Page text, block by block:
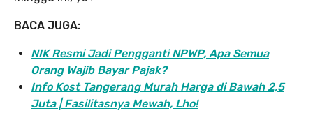
BACA JUGA:
NIK Resmi Jadi Pengganti NPWP, Apa Semua
Orang Wajib Bayar Pajak?
Info Kost Tangerang Murah Harga di Bawah 2,5
Juta | Fasilitasnya Mewah, Lho!